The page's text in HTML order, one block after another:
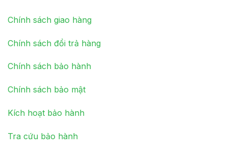
Chính sách giao hàng
Chính sách đổi trả hàng
Chính sách bảo hành
Chính sách bảo mật
Kích hoạt bảo hành
Tra cứu bảo hành